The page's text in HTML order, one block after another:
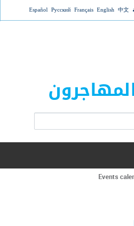
Jump to 中文
English
Français
Русский
Español
Events